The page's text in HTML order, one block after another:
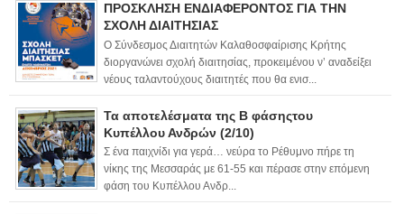
ΠΡΟΣΚΛΗΣΗ ΕΝΔΙΑΦΕΡΟΝΤΟΣ ΓΙΑ ΤΗΝ
ΣΧΟΛΗ ΔΙΑΙΤΗΣΙΑΣ
Ο Σύνδεσμος Διαιτητών Καλαθοσφαίρισης Κρήτης
διοργανώνει σχολή διαιτησίας, προκειμένου ν’ αναδείξει
νέους ταλαντούχους διαιτητές που θα ενισ...
Τα αποτελέσματα της Β φάσηςτου
Κυπέλλου Ανδρών (2/10)
Σ ένα παιχνίδι για γερά… νεύρα το Ρέθυμνο πήρε τη
νίκης της Μεσσαράς με 61-55 και πέρασε στην επόμενη
φάση του Κυπέλλου Ανδρ...